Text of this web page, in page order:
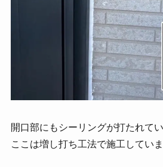
開口部にもシーリングが打たれてい
ここは増し打ち工法で施工していま